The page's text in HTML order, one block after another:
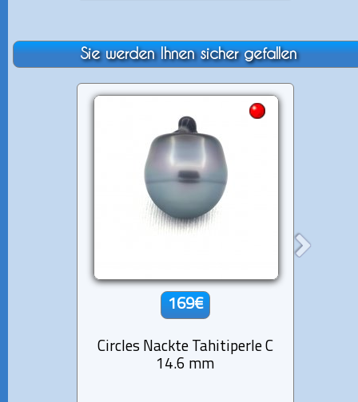
Sie werden Ihnen sicher gefallen
169€
Circles Nackte Tahitiperle C
14.6 mm